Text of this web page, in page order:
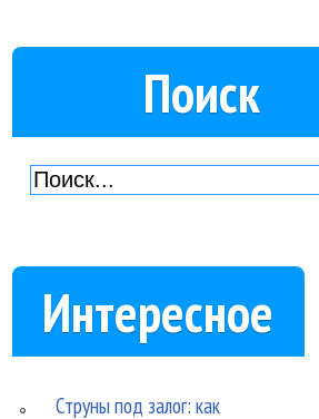
Поиск
Интересное
Струны под залог: как